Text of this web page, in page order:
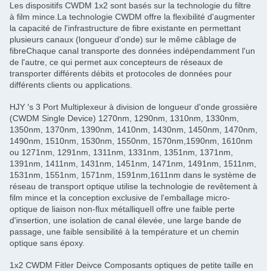
Les dispositifs CWDM 1x2 sont basés sur la technologie du filtre
à film mince.La technologie CWDM offre la flexibilité d'augmenter
la capacité de l'infrastructure de fibre existante en permettant
plusieurs canaux (longueur d'onde) sur le même câblage de
fibreChaque canal transporte des données indépendamment l'un
de l'autre, ce qui permet aux concepteurs de réseaux de
transporter différents débits et protocoles de données pour
différents clients ou applications.
HJY ′s 3 Port Multiplexeur à division de longueur d'onde grossière
(CWDM Single Device) 1270nm, 1290nm, 1310nm, 1330nm,
1350nm, 1370nm, 1390nm, 1410nm, 1430nm, 1450nm, 1470nm,
1490nm, 1510nm, 1530nm, 1550nm, 1570nm,1590nm, 1610nm
ou 1271nm, 1291nm, 1311nm, 1331nm, 1351nm, 1371nm,
1391nm, 1411nm, 1431nm, 1451nm, 1471nm, 1491nm, 1511nm,
1531nm, 1551nm, 1571nm, 1591nm,1611nm dans le système de
réseau de transport optique utilise la technologie de revêtement à
film mince et la conception exclusive de l'emballage micro-
optique de liaison non-flux métalliqueIl offre une faible perte
d'insertion, une isolation de canal élevée, une large bande de
passage, une faible sensibilité à la température et un chemin
optique sans époxy.
1x2 CWDM Fitler Deivce Composants optiques de petite taille en